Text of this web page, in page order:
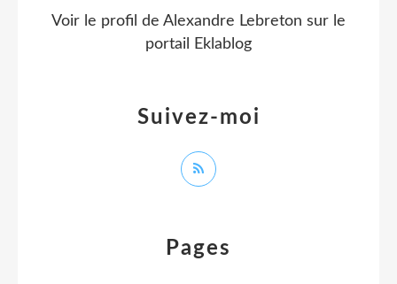
Pages
Suivez-moi
Voir le profil de Alexandre Lebreton sur le
portail Eklablog